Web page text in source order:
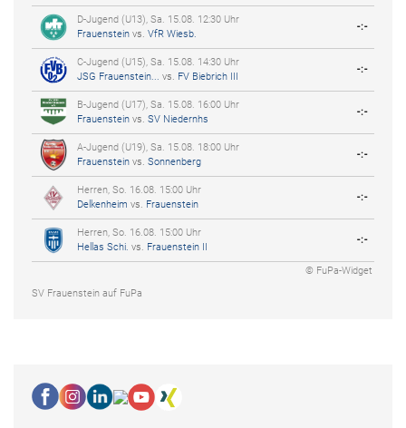
D-Jugend (U13), Sa. 15.08. 12:30 Uhr
Frauenstein vs. VfR Wiesb.
-:-
C-Jugend (U15), Sa. 15.08. 14:30 Uhr
JSG Frauenstein... vs. FV Biebrich III
-:-
B-Jugend (U17), Sa. 15.08. 16:00 Uhr
Frauenstein vs. SV Niedernhs
-:-
A-Jugend (U19), Sa. 15.08. 18:00 Uhr
Frauenstein vs. Sonnenberg
-:-
Herren, So. 16.08. 15:00 Uhr
Delkenheim vs. Frauenstein
-:-
Herren, So. 16.08. 15:00 Uhr
Hellas Schi. vs. Frauenstein II
-:-
© FuPa-Widget
SV Frauenstein auf FuPa